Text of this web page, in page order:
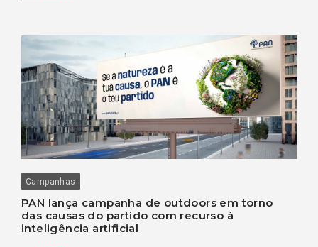
Campanhas
PAN lança campanha de outdoors em torno
das causas do partido com recurso à
inteligência artificial